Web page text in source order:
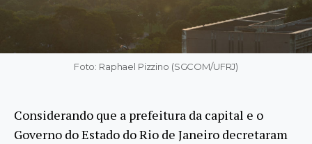
Foto: Raphael Pizzino (SGCOM/UFRJ)
Considerando que a prefeitura da capital e o
Governo do Estado do Rio de Janeiro decretaram